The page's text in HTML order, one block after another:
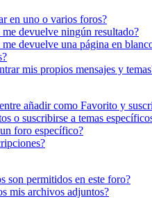
en uno o varios foros?
devuelve ningún resultado?
devuelve una página en
mis propios mensajes y
añadir como Favorito y
o suscribirse a temas
foro específico?
son permitidos en este foro?
mis archivos adjuntos?